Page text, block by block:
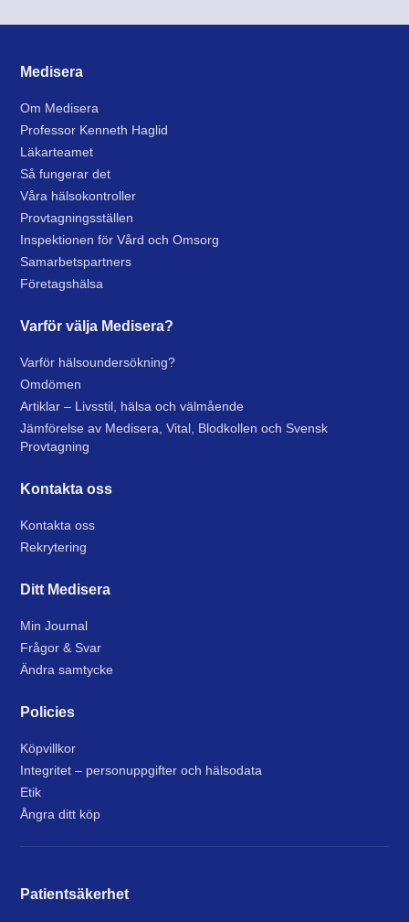
Medisera
Om Medisera
Professor Kenneth Haglid
Läkarteamet
Så fungerar det
Våra hälsokontroller
Provtagningsställen
Inspektionen för Vård och Omsorg
Samarbetspartners
Företagshälsa
Varför välja Medisera?
Varför hälsoundersökning?
Omdömen
Artiklar – Livsstil, hälsa och välmående
Jämförelse av Medisera, Vital, Blodkollen och Svensk
Provtagning
Kontakta oss
Kontakta oss
Rekrytering
Ditt Medisera
Min Journal
Frågor & Svar
Ändra samtycke
Policies
Köpvillkor
Integritet – personuppgifter och hälsodata
Etik
Ångra ditt köp
Patientsäkerhet